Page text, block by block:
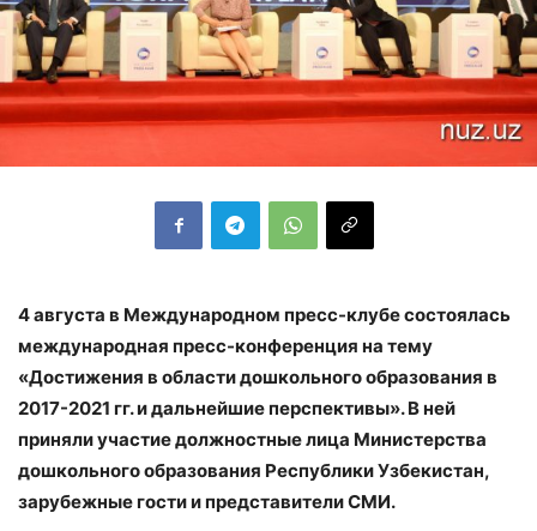
4 августа в Международном пресс-клубе состоялась
международная пресс-конференция на тему
«Достижения в области дошкольного образования в
2017-2021 гг. и дальнейшие перспективы». В ней
приняли участие должностные лица Министерства
дошкольного образования Республики Узбекистан,
зарубежные гости и представители СМИ.